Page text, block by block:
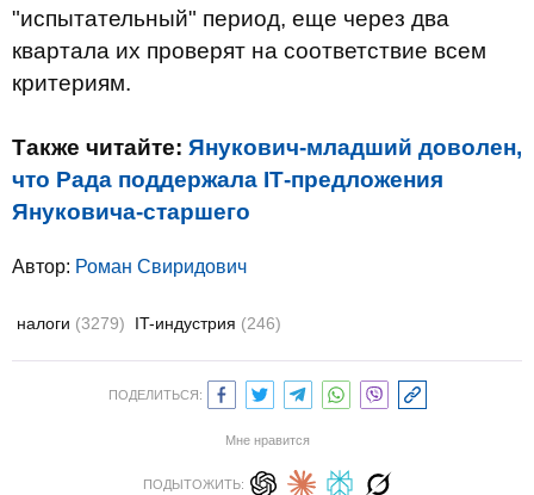
"испытательный" период, еще через два
квартала их проверят на соответствие всем
критериям.
Также читайте: Янукович-младший доволен,
что Рада поддержала ІТ-предложения
Януковича-старшего
Автор: Роман Свиридович
налоги (3279) IT-индустрия (246)
ПОДЕЛИТЬСЯ:
Мне нравится
ПОДЫТОЖИТЬ: